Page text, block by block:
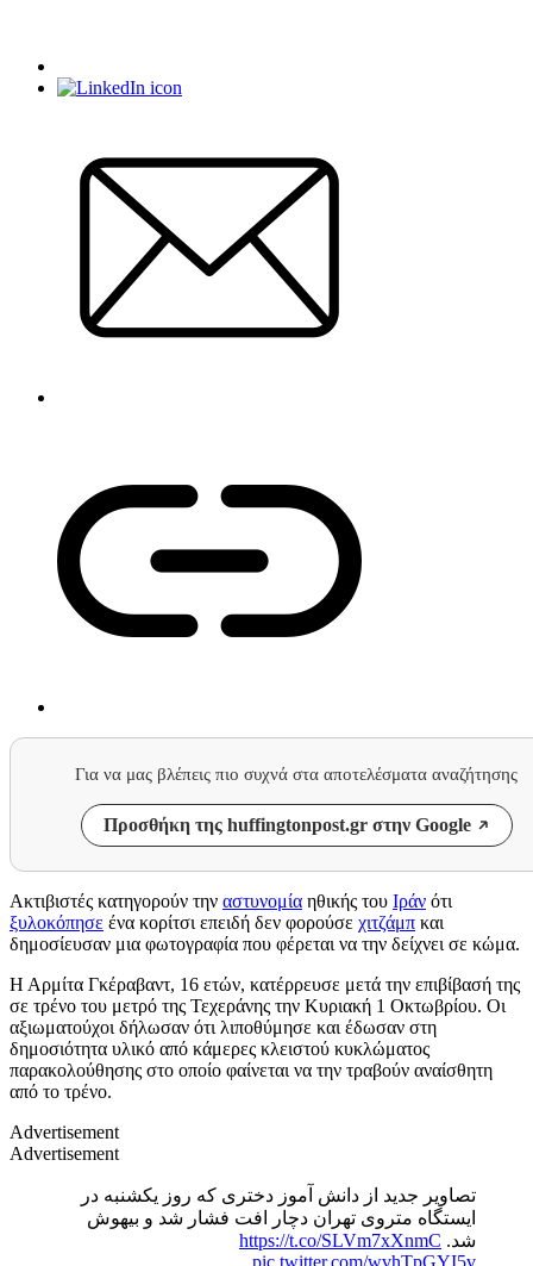
Για να μας βλέπεις πιο συχνά στα αποτελέσματα αναζήτησης
Προσθήκη της huffingtonpost.gr στην Google
Ακτιβιστές κατηγορούν την αστυνομία ηθικής του Ιράν ότι
ξυλοκόπησε ένα κορίτσι επειδή δεν φορούσε χιτζάμπ και
δημοσίευσαν μια φωτογραφία που φέρεται να την δείχνει σε κώμα.
Η Αρμίτα Γκέραβαντ, 16 ετών, κατέρρευσε μετά την επιβίβασή της
σε τρένο του μετρό της Τεχεράνης την Κυριακή 1 Οκτωβρίου. Οι
αξιωματούχοι δήλωσαν ότι λιποθύμησε και έδωσαν στη
δημοσιότητα υλικό από κάμερες κλειστού κυκλώματος
παρακολούθησης στο οποίο φαίνεται να την τραβούν αναίσθητη
από το τρένο.
Advertisement
Advertisement
تصاویر جدید از دانش آموز دختری که روز یکشنبه در
ایستگاه متروی تهران دچار افت فشار شد و بیهوش
شد. https://t.co/SLVm7xXnmC
pic.twitter.com/wvhTpGYI5v